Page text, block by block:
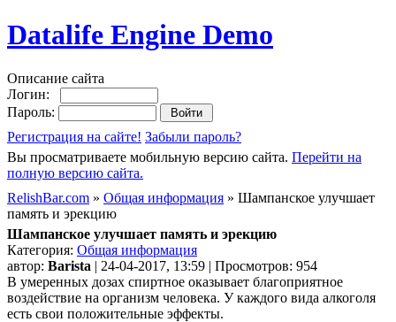
Datalife Engine Demo
Описание сайта
Логин:
Пароль:
Регистрация на сайте! Забыли пароль?
Вы просматриваете мобильную версию сайта. Перейти на
полную версию сайта.
RelishBar.com » Общая информация » Шампанское улучшает
память и эрекцию
Шампанское улучшает память и эрекцию
Категория: Общая информация
автор: Barista | 24-04-2017, 13:59 | Просмотров: 954
В умеренных дозах спиртное оказывает благоприятное
воздействие на организм человека. У каждого вида алкоголя
есть свои положительные эффекты.